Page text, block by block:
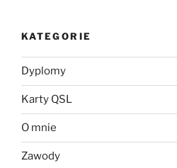
KATEGORIE
Dyplomy
Karty QSL
O mnie
Zawody